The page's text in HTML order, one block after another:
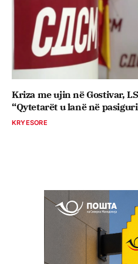
Kriza me ujin në Gostivar,
“Qytetarët u lanë në
KRYESORE